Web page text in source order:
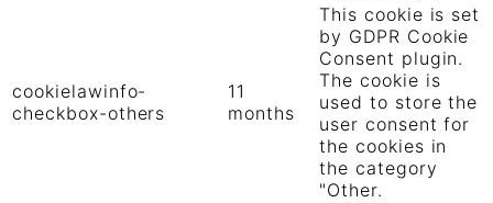
cookielawinfo-
checkbox-others
11
months
This cookie is set
by GDPR Cookie
Consent plugin.
The cookie is
used to store the
user consent for
the cookies in
the category
"Other.